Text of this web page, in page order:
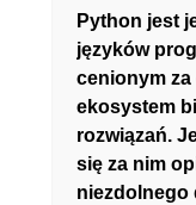
Python jest
języków
cenionym
ekosystem
rozwiązań.
się za nim
niezdolnego